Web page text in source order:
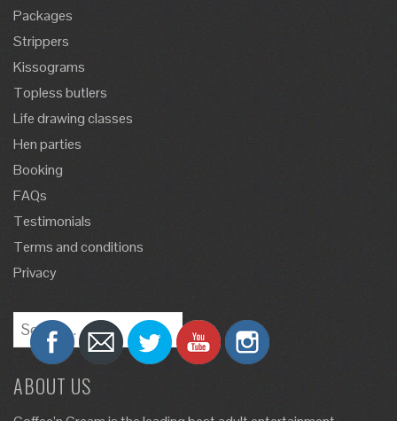
Packages
Strippers
Kissograms
Topless butlers
Life drawing classes
Hen parties
Booking
FAQs
Testimonials
Terms and conditions
Privacy
Search
for:
ABOUT US